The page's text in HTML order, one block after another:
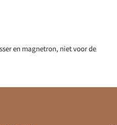
en magnetron, niet voor de